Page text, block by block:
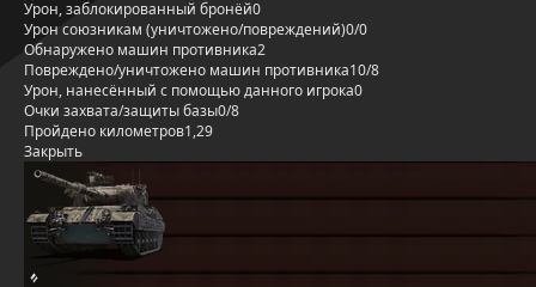
Урон, заблокированный бронёй0
Урон союзникам (уничтожено/повреждений)0/0
Обнаружено машин противника2
Повреждено/уничтожено машин противника10/8
Урон, нанесённый с помощью данного игрока0
Очки захвата/защиты базы0/8
Пройдено километров1,29
Закрыть